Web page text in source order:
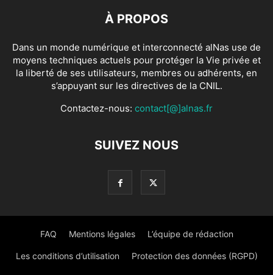
À PROPOS
Dans un monde numérique et interconnecté alNas use de
moyens techniques actuels pour protéger la Vie privée et
la liberté de ses utilisateurs, membres ou adhérents, en
s’appuyant sur les directives de la CNIL.
Contactez-nous: contact[@]alnas.fr
SUIVEZ NOUS
FAQ Mentions légales L’équipe de rédaction
Les conditions d’utilisation Protection des données (RGPD)